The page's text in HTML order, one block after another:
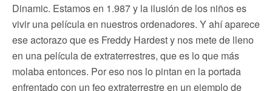
Dinamic. Estamos en 1.987 y la ilusión de los niños es
vivir una película en nuestros ordenadores. Y ahí aparece
ese actorazo que es Freddy Hardest y nos mete de lleno
en una película de extraterrestres, que es lo que más
molaba entonces. Por eso nos lo pintan en la portada
enfrentado con un feo extraterrestre en un ejemplo de